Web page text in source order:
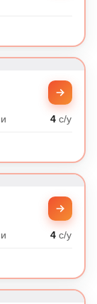
4 с/у
4 с/у